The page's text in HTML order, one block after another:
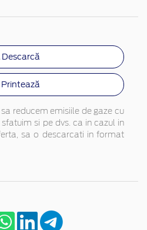
Descarcă
Printează
reducem emisiile de gaze cu
si pe dvs. ca in cazul in
sa o descarcati in format